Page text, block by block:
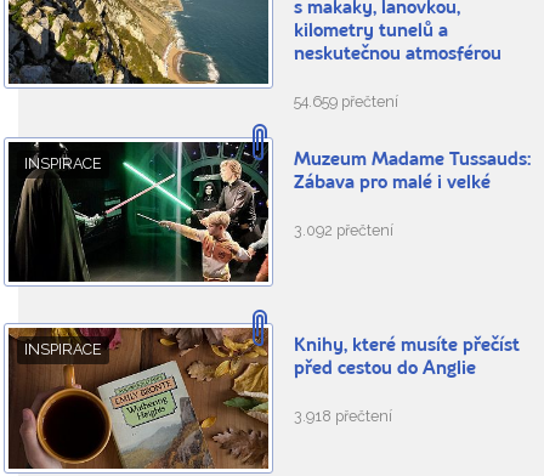
s makaky, lanovkou,
kilometry tunelů a
neskutečnou atmosférou
54.659 přečtení
INSPIRACE
Muzeum Madame Tussauds:
Zábava pro malé i velké
3.092 přečtení
INSPIRACE
Knihy, které musíte přečíst
před cestou do Anglie
3.918 přečtení